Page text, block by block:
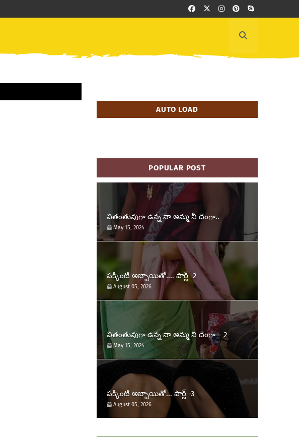
AUTO LOAD
POPULAR POST
వితంతువుగా ఉన్న నా అమ్మ నీ దెంగా..
May 15, 2024
పక్కింటి అబ్బాయితో.... పార్ట్ -2
August 05, 2026
వితంతువుగా ఉన్న నా అమ్మ ని దెంగా – 2
May 15, 2024
పక్కింటి అబ్బాయితో... పార్ట్ -3
August 05, 2026